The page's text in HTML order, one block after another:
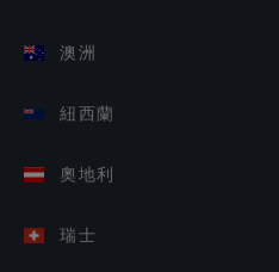
澳洲
紐西蘭
奧地利
瑞士